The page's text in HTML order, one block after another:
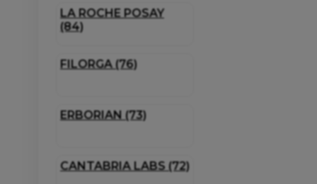
LA ROCHE POSAY
(84)
FILORGA (76)
ERBORIAN (73)
CANTABRIA LABS (72)